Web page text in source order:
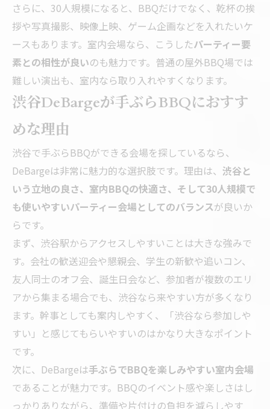
さらに、30人規模になると、BBQだけでなく、乾杯の挨
拶や写真撮影、映像上映、ゲーム企画などを入れたいケ
ースもあります。室内会場なら、こうしたパーティー要
素との相性が良いのも魅力です。普通の屋外BBQ場では
難しい演出も、室内なら取り入れやすくなります。
渋谷DeBargeが手ぶらBBQにおすす
めな理由
渋谷で手ぶらBBQができる会場を探しているなら、
DeBargeは非常に魅力的な選択肢です。理由は、 渋谷と
いう立地の良さ、室内BBQの快適さ、そして30人規模で
も使いやすいパーティー会場としてのバランスが良いか
らです。
まず、渋谷駅からアクセスしやすいことは大きな強みで
す。会社の歓送迎会や懇親会、学生の新歓や追いコン、
友人同士のオフ会、誕生日会など、参加者が複数のエリ
アから集まる場合でも、渋谷なら来やすい方が多くなり
ます。幹事としても案内しやすく、「渋谷なら参加しや
すい」と感じてもらいやすいのはかなり大きなポイント
です。
次に、DeBargeは手ぶらでBBQを楽しみやすい室内会場
であることが魅力です。BBQのイベント感や楽しさはし
っかりありながら、準備や片付けの負担を減らしやす